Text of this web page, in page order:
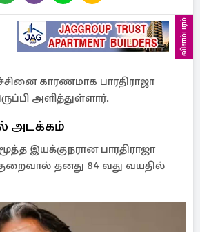
விளம்பரம்
காரணமாக பாரதிராஜா
அளித்துள்ளார்.
அடக்கம்
இயக்குநரான பாரதிராஜா
தனது 84 வது வயதில்